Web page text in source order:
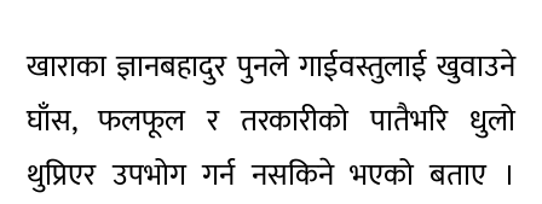
खाराका ज्ञानबहादुर पुनले गाईवस्तुलाई खुवाउने
घाँस, फलफूल र तरकारीको पातैभरि धुलो
थुप्रिएर उपभोग गर्न नसकिने भएको बताए ।